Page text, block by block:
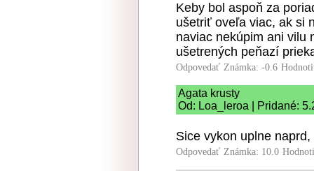
Keby bol aspoň za
ušetriť oveľa viac, ak si
naviac nekúpim ani vilu
ušetrených peňazí
Odpovedať Známka: -0.6
Agata krusty
Od: Loa_leroa | Pridané:
Sice vykon uplne
Odpovedať Známka: 10.0